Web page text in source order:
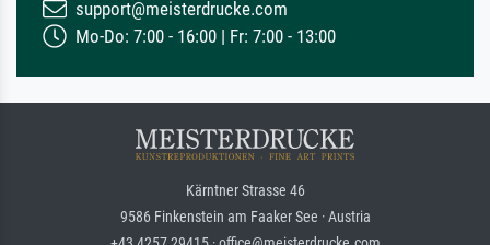
support@meisterdrucke.com
Mo-Do: 7:00 - 16:00 | Fr: 7:00 - 13:00
Kärntner Strasse 46
9586 Finkenstein am Faaker See · Austria